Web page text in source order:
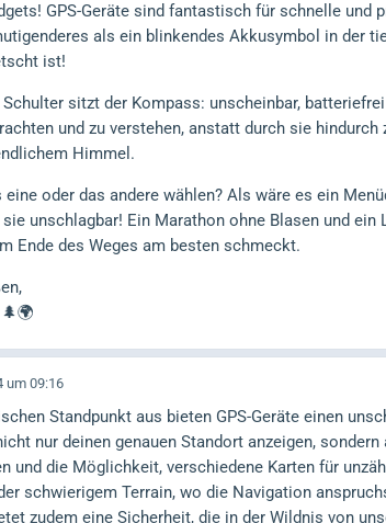
GPS-Geräte sind fantastisch für schnelle
als ein blinkendes Akkusymbol in der
ist!
sitzt der Kompass: unscheinbar,
und zu verstehen, anstatt durch sie
Himmel.
oder das andere wählen? Als wäre es ein
unschlagbar! Ein Marathon ohne Blasen und
Ende des Weges am besten schmeckt.
um 09:16
Standpunkt aus bieten GPS-Geräte einen
nur deinen genauen Standort anzeigen,
und die Möglichkeit, verschiedene Karten für
schwierigem Terrain, wo die Navigation
zudem eine Sicherheit, die in der Wildnis von